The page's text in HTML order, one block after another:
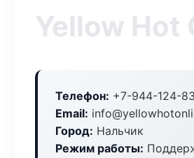
Yellow Hot
Телефон: +7-944-124-
Email:
Город: Нальчик
Режим работы: